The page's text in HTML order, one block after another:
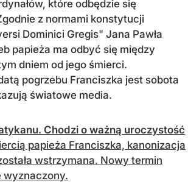
które odbędzie się
z normami konstytucji
Dominici Gregis" Jana Pawła
papieża ma odbyć się między
dniem od jego śmierci.
pogrzebu Franciszka jest sobota
światowe media.
Chodzi o ważną uroczystość
papieża Franciszka, kanonizacja
wstrzymana. Nowy termin
wyznaczony.